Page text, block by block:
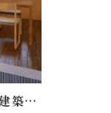
那須塩原市のWebサイトに「建築士と珈琲時間」の様子が掲載されています。